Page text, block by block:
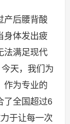
产后腰背酸
身体发出疲
法满足现代
天，我们为
作为专业的
了全国超过6
于让每一次